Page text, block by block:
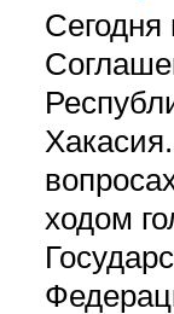
Сегодня
ходом